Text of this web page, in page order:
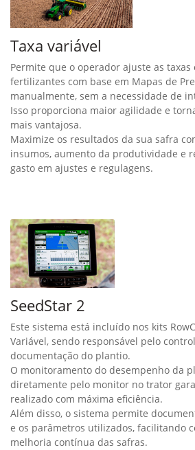
Taxa variável
Permite que o operador ajuste as taxas
fertilizantes com base em Mapas de
manualmente, sem a necessidade de
Isso proporciona maior agilidade e
mais vantajosa.
Maximize os resultados da sua safra
insumos, aumento da produtividade e
gasto em ajustes e regulagens.
SeedStar 2
Este sistema está incluído nos kits
Variável, sendo responsável pelo
documentação do plantio.
O monitoramento do desempenho da
diretamente pelo monitor no trator
realizado com máxima eficiência.
Além disso, o sistema permite
e os parâmetros utilizados, facilitando
melhoria contínua das safras.